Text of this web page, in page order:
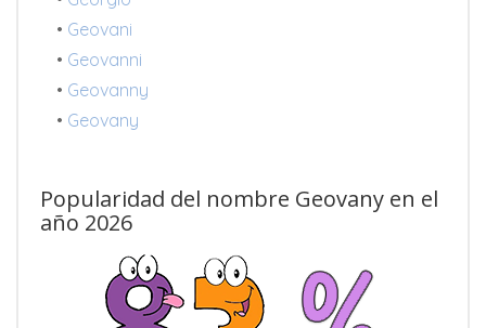
• Geovani
• Geovanni
• Geovanny
• Geovany
Popularidad del nombre Geovany en el
año 2026